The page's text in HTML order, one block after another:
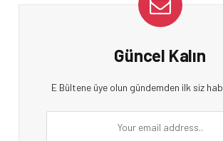
Güncel Kalın
E Bültene üye olun gündemden ilk siz